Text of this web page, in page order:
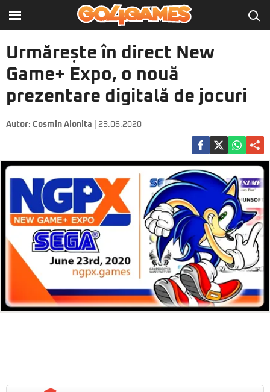
Urmărește în direct New
Game+ Expo, o nouă
prezentare digitală de jocuri
Autor: Cosmin Aionita | 23.06.2020